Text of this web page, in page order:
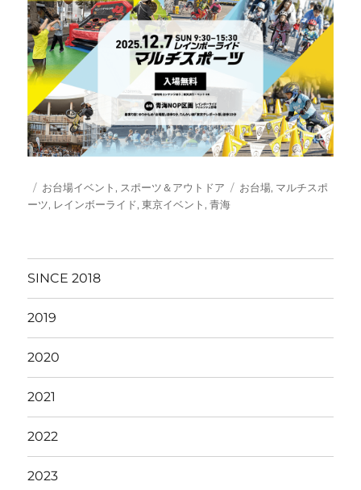
投
稿
カ
テ
お台場イベント , スポーツ＆アウトドア
タ
お台場, マルチスポ
ーツ, レインボーライド,東京イベント ,青海
SINCE 2018
2019
2020
2021
2022
2023